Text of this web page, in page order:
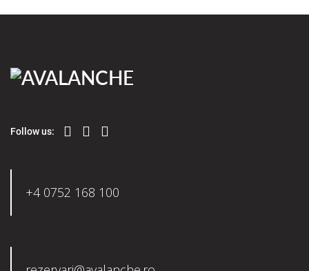
Follow us:
+4 0752 168 100